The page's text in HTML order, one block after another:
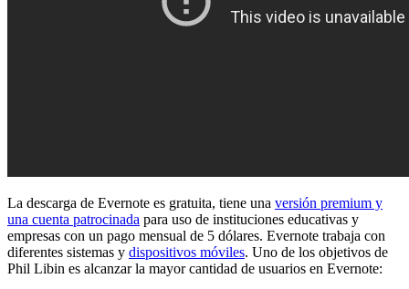
La descarga de Evernote es gratuita, tiene una versión premium y
una cuenta patrocinada para uso de instituciones educativas y
empresas con un pago mensual de 5 dólares. Evernote trabaja con
diferentes sistemas y dispositivos móviles. Uno de los objetivos de
Phil Libin es alcanzar la mayor cantidad de usuarios en Evernote: